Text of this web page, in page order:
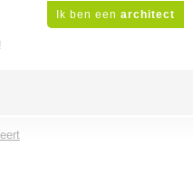
Ik ben een architect